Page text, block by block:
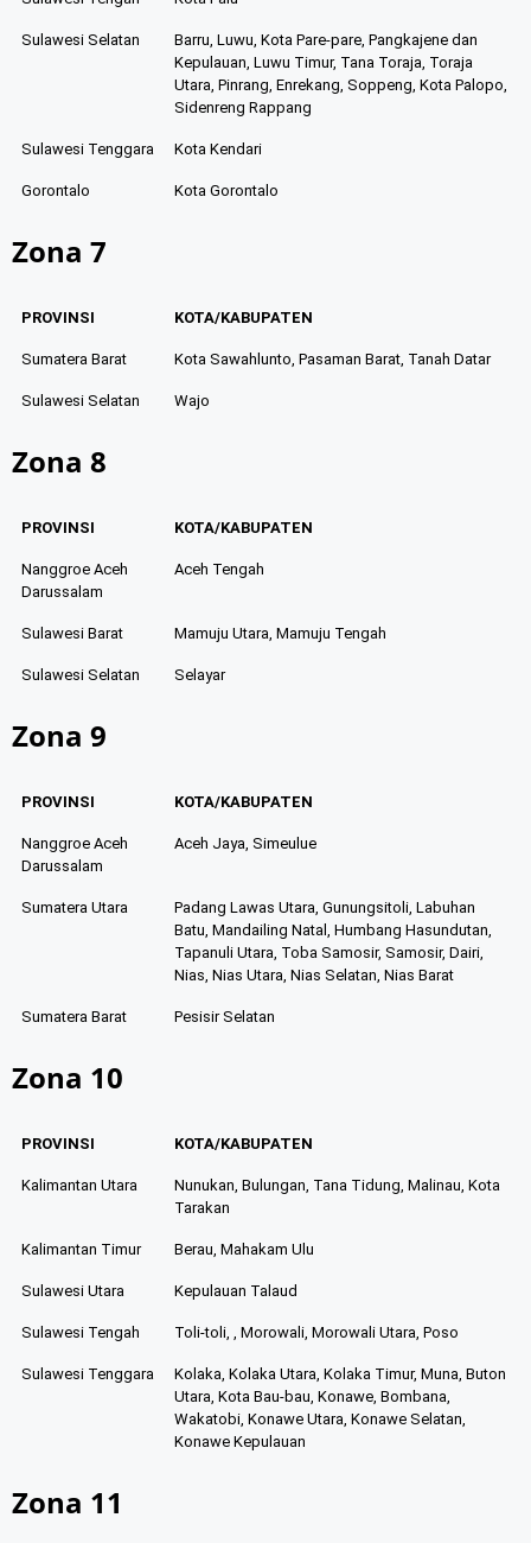
Sulawesi Selatan
Barru, Luwu, Kota Pare-pare, Pangkajene dan
Kepulauan, Luwu Timur, Tana Toraja, Toraja
Utara, Pinrang, Enrekang, Soppeng, Kota Palopo,
Sidenreng Rappang
Sulawesi Tenggara Kota Kendari
Gorontalo Kota Gorontalo
Zona 7
PROVINSI KOTA/KABUPATEN
Sumatera Barat Kota Sawahlunto, Pasaman Barat, Tanah Datar
Sulawesi Selatan Wajo
Zona 8
PROVINSI KOTA/KABUPATEN
Nanggroe Aceh
Darussalam
Aceh Tengah
Sulawesi Barat Mamuju Utara, Mamuju Tengah
Sulawesi Selatan Selayar
Zona 9
PROVINSI KOTA/KABUPATEN
Nanggroe Aceh
Darussalam
Aceh Jaya, Simeulue
Sumatera Utara
Padang Lawas Utara, Gunungsitoli, Labuhan
Batu, Mandailing Natal, Humbang Hasundutan,
Tapanuli Utara, Toba Samosir, Samosir, Dairi,
Nias, Nias Utara, Nias Selatan, Nias Barat
Sumatera Barat Pesisir Selatan
Zona 10
PROVINSI KOTA/KABUPATEN
Kalimantan Utara
Nunukan, Bulungan, Tana Tidung, Malinau, Kota
Tarakan
Kalimantan Timur Berau, Mahakam Ulu
Sulawesi Utara Kepulauan Talaud
Sulawesi Tengah Toli-toli, , Morowali, Morowali Utara, Poso
Sulawesi Tenggara
Kolaka, Kolaka Utara, Kolaka Timur, Muna, Buton
Utara, Kota Bau-bau, Konawe, Bombana,
Wakatobi, Konawe Utara, Konawe Selatan,
Konawe Kepulauan
Zona 11